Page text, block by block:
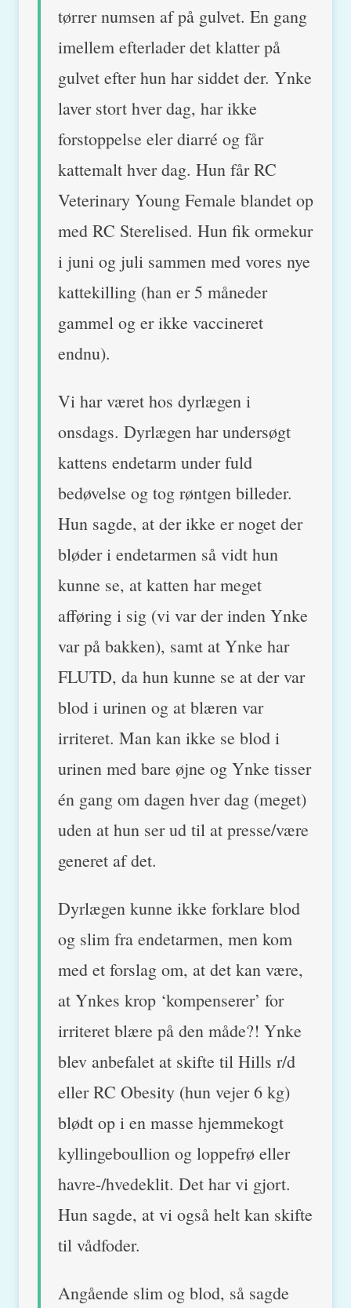
tørrer numsen af på gulvet. En gang
imellem efterlader det klatter på
gulvet efter hun har siddet der. Ynke
laver stort hver dag, har ikke
forstoppelse eler diarré og får
kattemalt hver dag. Hun får RC
Veterinary Young Female blandet op
med RC Sterelised. Hun fik ormekur
i juni og juli sammen med vores nye
kattekilling (han er 5 måneder
gammel og er ikke vaccineret
endnu).
Vi har været hos dyrlægen i
onsdags. Dyrlægen har undersøgt
kattens endetarm under fuld
bedøvelse og tog røntgen billeder.
Hun sagde, at der ikke er noget der
bløder i endetarmen så vidt hun
kunne se, at katten har meget
afføring i sig (vi var der inden Ynke
var på bakken), samt at Ynke har
FLUTD, da hun kunne se at der var
blod i urinen og at blæren var
irriteret. Man kan ikke se blod i
urinen med bare øjne og Ynke tisser
én gang om dagen hver dag (meget)
uden at hun ser ud til at presse/være
generet af det.
Dyrlægen kunne ikke forklare blod
og slim fra endetarmen, men kom
med et forslag om, at det kan være,
at Ynkes krop ‘kompenserer’ for
irriteret blære på den måde?! Ynke
blev anbefalet at skifte til Hills r/d
eller RC Obesity (hun vejer 6 kg)
blødt op i en masse hjemmekogt
kyllingeboullion og loppefrø eller
havre-/hvedeklit. Det har vi gjort.
Hun sagde, at vi også helt kan skifte
til vådfoder.
Angående slim og blod, så sagde